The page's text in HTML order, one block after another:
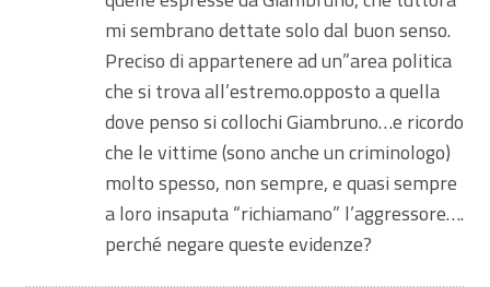
mi sembrano dettate solo dal buon senso.
Preciso di appartenere ad un”area politica
che si trova all’estremo.opposto a quella
dove penso si collochi Giambruno…e ricordo
che le vittime (sono anche un criminologo)
molto spesso, non sempre, e quasi sempre
a loro insaputa “richiamano” l’aggressore….
perché negare queste evidenze?